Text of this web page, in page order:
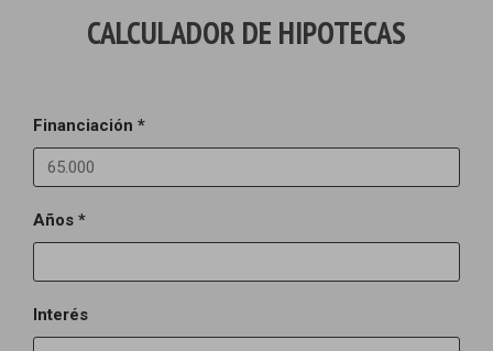
CALCULADOR DE HIPOTECAS
Financiación *
Años *
Interés